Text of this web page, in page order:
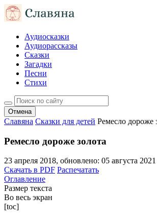
Аудиосказки
Аудиорассказы
Сказки
Загадки
Песни
Стихи
Отмена
Славяна Сказки для детей Ремесло дороже
Ремесло дороже золота
23 апреля 2018, обновлено: 05 августа 2021
Скачать в PDF Распечатать
Оглавление
Размер текста
Во весь экран
[toc]